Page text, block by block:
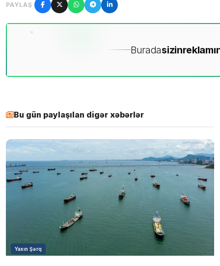
PAYLAŞ
Buradasizin
Bu gün paylaşılan digər xəbərlər
Yaxın Şərq